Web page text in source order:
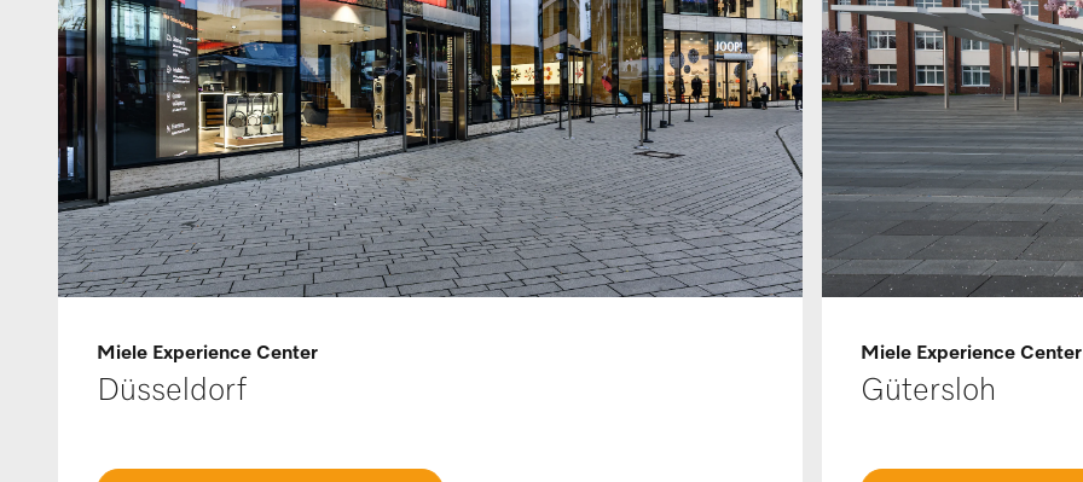
Miele Experience Center
Düsseldorf
Miele Experience Center
Gütersloh